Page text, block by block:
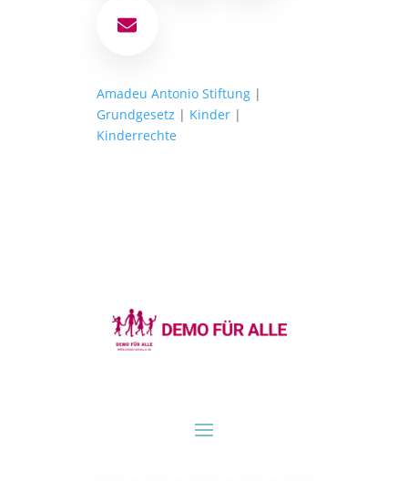
E-Mail
Amadeu Antonio Stiftung|
Grundgesetz | Kinder|
Kinderrechte